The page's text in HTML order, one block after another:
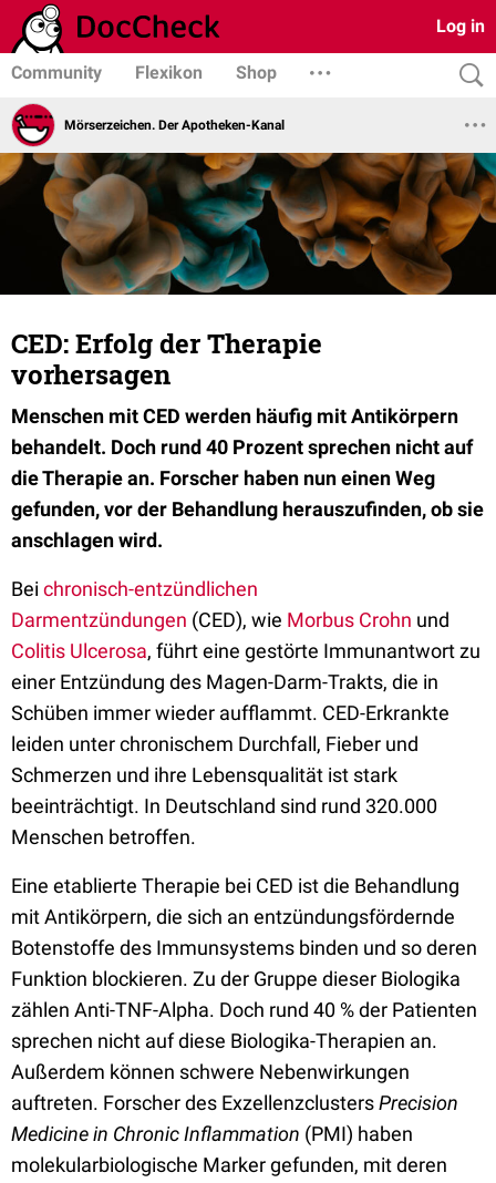
Log in
Community Flexikon Shop
Mörserzeichen. Der Apotheken-Kanal
CED: Erfolg der Therapie
vorhersagen
Menschen mit CED werden häufig mit Antikörpern
behandelt. Doch rund 40 Prozent sprechen nicht auf
die Therapie an. Forscher haben nun einen Weg
gefunden, vor der Behandlung herauszufinden, ob sie
anschlagen wird.
Bei chronisch-entzündlichen
Darmentzündungen (CED), wie Morbus Crohn und
Colitis Ulcerosa, führt eine gestörte Immunantwort zu
einer Entzündung des Magen-Darm-Trakts, die in
Schüben immer wieder aufflammt. CED-Erkrankte
leiden unter chronischem Durchfall, Fieber und
Schmerzen und ihre Lebensqualität ist stark
beeinträchtigt. In Deutschland sind rund 320.000
Menschen betroffen.
Eine etablierte Therapie bei CED ist die Behandlung
mit Antikörpern, die sich an entzündungsfördernde
Botenstoffe des Immunsystems binden und so deren
Funktion blockieren. Zu der Gruppe dieser Biologika
zählen Anti-TNF-Alpha. Doch rund 40 % der Patienten
sprechen nicht auf diese Biologika-Therapien an.
Außerdem können schwere Nebenwirkungen
auftreten. Forscher des ExzellenzclustersPrecision
Medicine in Chronic Inflammation (PMI) haben
molekularbiologische Marker gefunden, mit deren